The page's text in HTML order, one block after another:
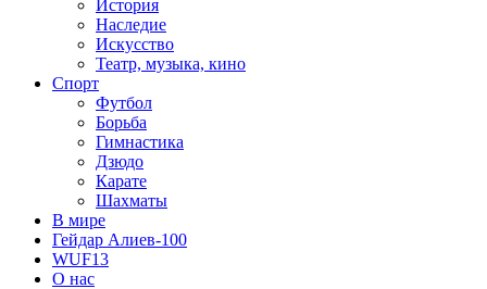
История
Наследие
Искусство
Театр, музыка, кино
Спорт
Футбол
Борьба
Гимнастика
Дзюдо
Карате
Шахматы
В мире
Гейдар Алиев-100
WUF13
О нас